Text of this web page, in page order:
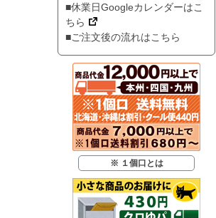
■休業日Googleカレンダーはこ
ちら
■ご注文後の流れはこちら
※ １個口とは